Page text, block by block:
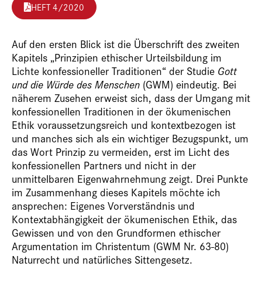
HEFT 4/2020
Auf den ersten Blick ist die Überschrift des zweiten
Kapitels „Prinzipien ethischer Urteilsbildung im
Lichte konfessioneller Traditionen“ der Studie Gott
und die Würde des Menschen (GWM) eindeutig. Bei
näherem Zusehen erweist sich, dass der Umgang mit
konfessionellen Traditionen in der ökumenischen
Ethik voraussetzungsreich und kontextbezogen ist
und manches sich als ein wichtiger Bezugspunkt, um
das Wort Prinzip zu vermeiden, erst im Licht des
konfessionellen Partners und nicht in der
unmittelbaren Eigenwahrnehmung zeigt. Drei Punkte
im Zusammenhang dieses Kapitels möchte ich
ansprechen: Eigenes Vorverständnis und
Kontextabhängigkeit der ökumenischen Ethik, das
Gewissen und von den Grundformen ethischer
Argumentation im Christentum (GWM Nr. 63-80)
Naturrecht und natürliches Sittengesetz.